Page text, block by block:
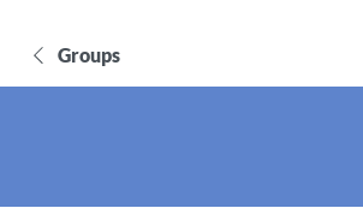
Groups